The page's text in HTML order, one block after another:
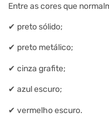
Entre as cores que
✔ preto sólido;
✔ preto metálico;
✔ cinza grafite;
✔ azul escuro;
✔ vermelho escuro.